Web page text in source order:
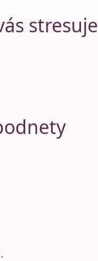
stresuje